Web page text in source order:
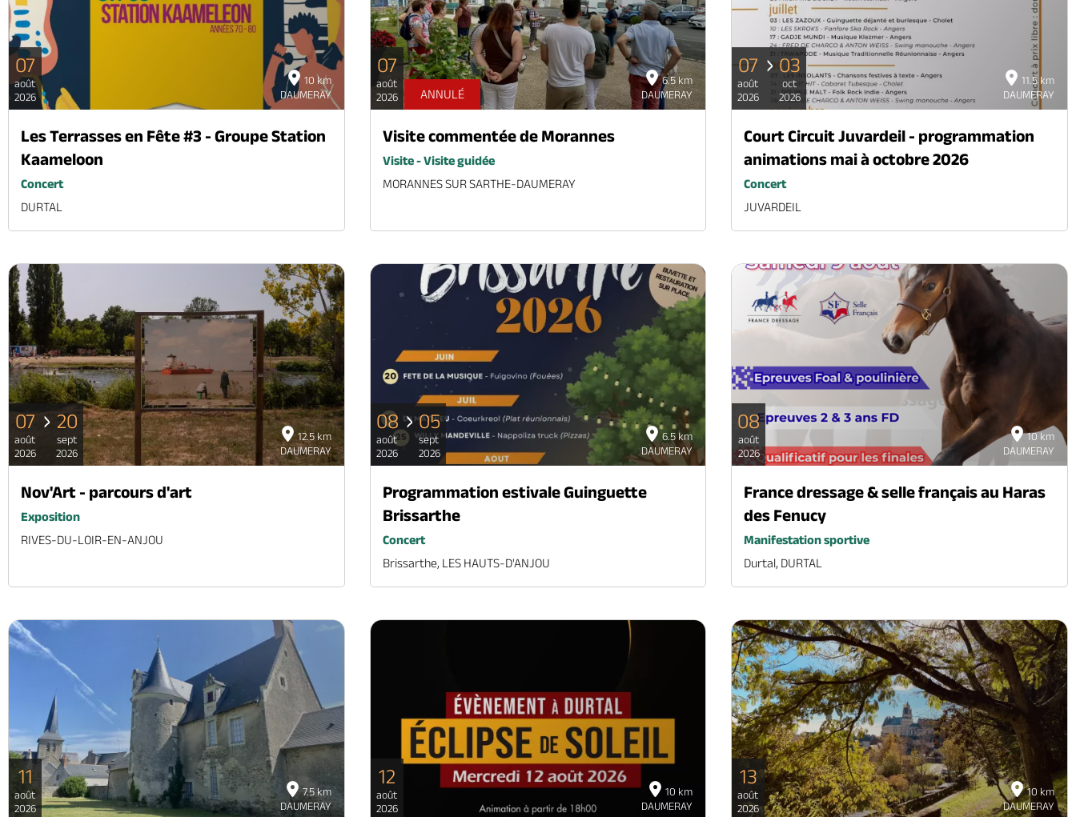
10 km
DAUMERAY
07
août
2026
Les Terrasses en Fête #3 - Groupe Station
Kaameloon
Concert
DURTAL
6.5 km
DAUMERAY
07
août
2026
ANNULÉ
Visite commentée de Morannes
Visite - Visite guidée
MORANNES SUR SARTHE-DAUMERAY
11.5 km
DAUMERAY
07
août
2026
03
oct
2026
Court Circuit Juvardeil - programmation
animations mai à octobre 2026
Concert
JUVARDEIL
12.5 km
DAUMERAY
07
août
2026
20
sept
2026
Nov'Art - parcours d'art
Exposition
RIVES-DU-LOIR-EN-ANJOU
6.5 km
DAUMERAY
08
août
2026
05
sept
2026
Programmation estivale Guinguette
Brissarthe
Concert
Brissarthe, LES HAUTS-D'ANJOU
10 km
DAUMERAY
08
août
2026
France dressage & selle français au Haras
des Fenucy
Manifestation sportive
Durtal, DURTAL
7.5 km
DAUMERAY
11
août
2026
10 km
DAUMERAY
12
août
2026
10 km
DAUMERAY
13
août
2026